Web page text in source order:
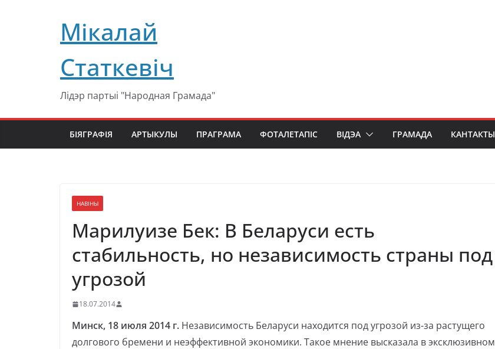
содержимомуМікалай
Статкевіч
Лідэр партыі "Народная Грамада"
БІЯГРАФІЯ АРТЫКУЛЫ ПРАГРАМА ФОТАЛЕТАПІС ВІДЭА ГРАМАДА КАНТАКТЫ
НАВІНЫ
Марилуизе Бек: В Беларуси есть
стабильность, но независимость страны под
угрозой
18.07.2014
Минск, 18 июля 2014 г. Независимость Беларуси находится под угрозой из-за растущего
долгового бремени и неэффективной экономики. Такое мнение высказала в эксклюзивном